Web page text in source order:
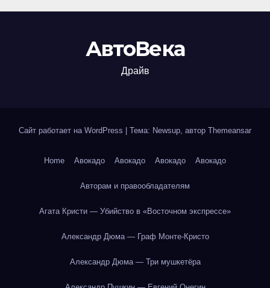
АвтоВека
Драйв
Сайт работает на WordPress Тема: Newsup, автор Themeansar
Home Авокадо Авокадо Авокадо Авокадо
Авторам и правообладателям
Агата Кристи — Убийство в «Восточном экспрессе»
Александр Дюма — Граф Монте-Кристо
Александр Дюма — Три мушкетёра